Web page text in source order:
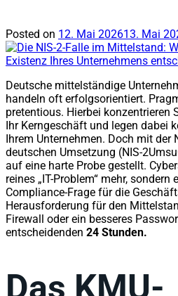
Posted on 12. Mai 202613. Mai
Deutsche mittelständige
handeln oft erfolgsorientiert.
pretentious. Hierbei
Ihr Kerngeschäft und legen dabei
Ihrem Unternehmen. Doch mit der
deutschen Umsetzung (NIS-
auf eine harte Probe gestellt.
reines „IT-Problem“ mehr, sondern
Compliance-Frage für die
Herausforderung für den
Firewall oder ein besseres
entscheidenden 24 Stunden.